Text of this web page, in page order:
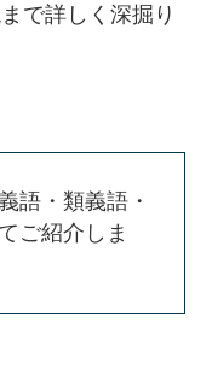
で詳しく深掘り
語・類義語・
ご紹介しま